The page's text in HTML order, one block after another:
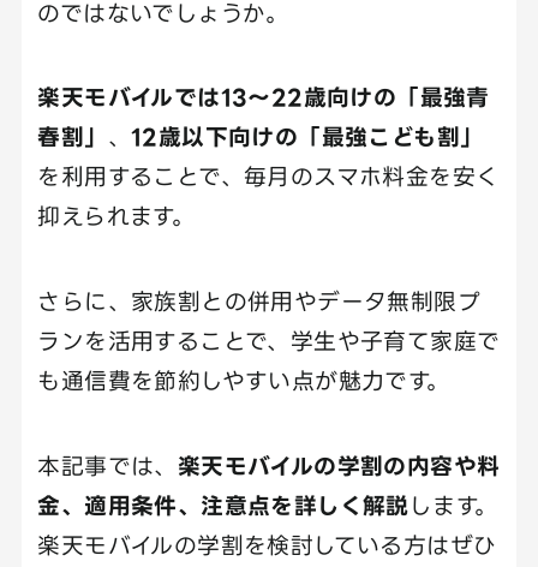
のではないでしょうか。
楽天モバイルでは13〜22歳向けの「最強青
春割」 、 12歳以下向けの「最強こども割」
を利用することで、毎月のスマホ料金を安く
抑えられます。
さらに、家族割との併用やデータ無制限プ
ランを活用することで、学生や子育て家庭で
も通信費を節約しやすい点が魅力です。
本記事では、 楽天モバイルの学割の内容や料
金、適用条件、注意点を詳しく解説します。
楽天モバイルの学割を検討している方はぜひ